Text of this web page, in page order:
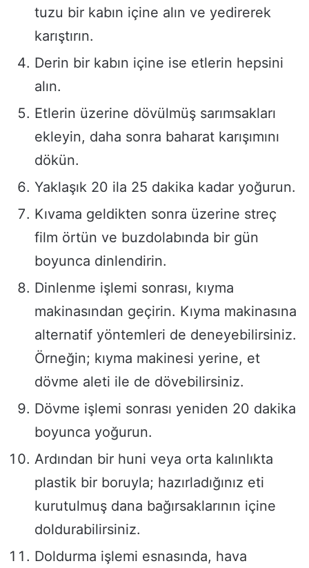
tuzu bir kabın içine alın ve yedirerek
karıştırın.
Derin bir kabın içine ise etlerin hepsini
alın.
Etlerin üzerine dövülmüş sarımsakları
ekleyin, daha sonra baharat karışımını
dökün.
Yaklaşık 20 ila 25 dakika kadar yoğurun.
Kıvama geldikten sonra üzerine streç
film örtün ve buzdolabında bir gün
boyunca dinlendirin.
Dinlenme işlemi sonrası, kıyma
makinasından geçirin. Kıyma makinasına
alternatif yöntemleri de deneyebilirsiniz.
Örneğin; kıyma makinesi yerine, et
dövme aleti ile de dövebilirsiniz.
Dövme işlemi sonrası yeniden 20 dakika
boyunca yoğurun.
Ardından bir huni veya orta kalınlıkta
plastik bir boruyla; hazırladığınız eti
kurutulmuş dana bağırsaklarının içine
doldurabilirsiniz.
Doldurma işlemi esnasında, hava